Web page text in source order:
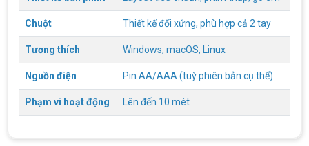
Chuột Thiết kế đối xứng, phù hợp cả 2 tay
Tương thích Windows, macOS, Linux
Nguồn điện Pin AA/AAA (tuỳ phiên bản cụ thể)
Phạm vi hoạt động Lên đến 10 mét
20-60 (nam), 20-55 (nữ). Có CCCD/Thẻ Căn cước
chính chủ còn hiệu lực. Không có lịch sử nợ xấu
THÔNG TIN TUYỂN DỤNG VI TÍNH
NGUYỄN THẮNG 2026
Yêu cầu công việc Tốt nghiệp Cao đẳng , Đại học
chuyên ngành CNTT , QTKD hoặc các ngành liên
quan. Ưu tiên biết tiếng Anh cơ bản Có khả năng